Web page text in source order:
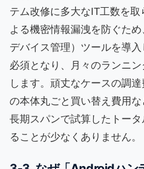
テム改修に多大なIT工数を
よる機密情報漏洩を防ぐた
デバイス管理）ツールを導
必須となり、月々のランニ
します。頑丈なケースの調
の本体丸ごと買い替え費用
長期スパンで試算したトー
ることが少なくありません。